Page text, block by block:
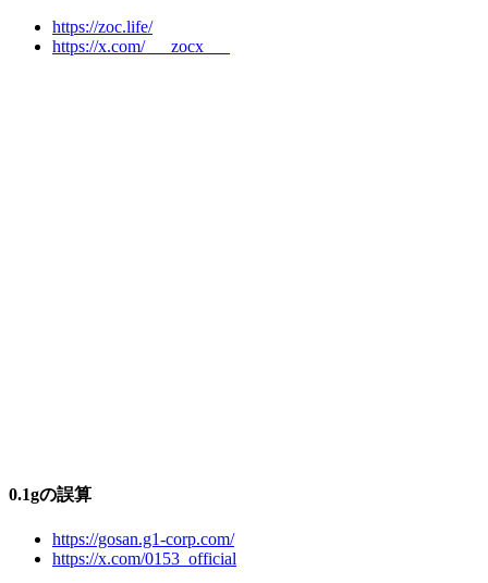
https://zoc.life/
https://x.com/___zocx___
0.1gの誤算
https://gosan.g1-corp.com/
https://x.com/0153_official